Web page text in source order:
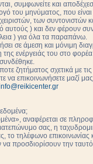
συμφωνείτε και
του μηνύματος, που
των συντονιστών
) και δεν φέρουν
) για όλα τα παραπάνω.
σε άμεση και μόνιμη
ενέργειάς του στο
ζητήματος σχετικά με
να επικοινωνήσετε μαζί
αναφέρεται σε
σας, η
το τηλέφωνο επικοινωνίας
προσδιορίσουν την